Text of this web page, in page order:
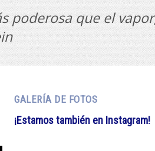
poderosa que el
GALERÍA DE FOTOS
¡Estamos también en Instagram!